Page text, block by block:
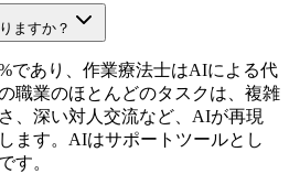
ますか？
であり、作業療法士はAIによる代
職業のほとんどのタスクは、複雑
、深い対人交流など、AIが再現
ます。AIはサポートツールとし
す。